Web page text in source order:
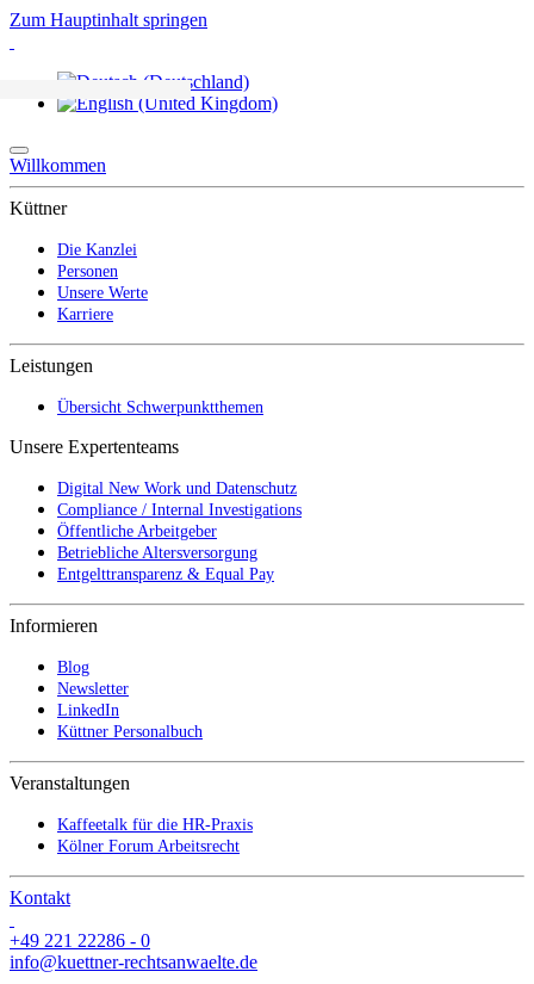
Zum Hauptinhalt springen
Willkommen
Küttner
Die Kanzlei
Personen
Unsere Werte
Karriere
Leistungen
Übersicht Schwerpunktthemen
Unsere Expertenteams
Digital New Work und Datenschutz
Compliance / Internal Investigations
Öffentliche Arbeitgeber
Betriebliche Altersversorgung
Entgelttransparenz & Equal Pay
Informieren
Blog
Newsletter
LinkedIn
Küttner Personalbuch
Veranstaltungen
Kaffeetalk für die HR-Praxis
Kölner Forum Arbeitsrecht
Kontakt
+49 221 22286 - 0
info@kuettner-rechtsanwaelte.de